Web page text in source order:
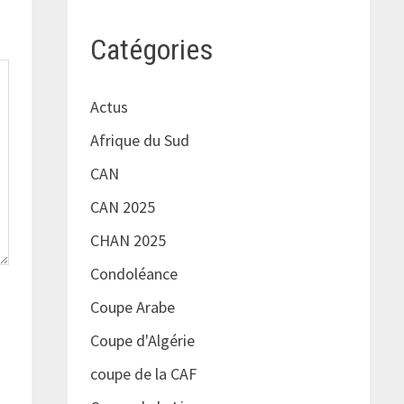
Catégories
Actus
Afrique du Sud
CAN
CAN 2025
CHAN 2025
Condoléance
Coupe Arabe
Coupe d'Algérie
coupe de la CAF